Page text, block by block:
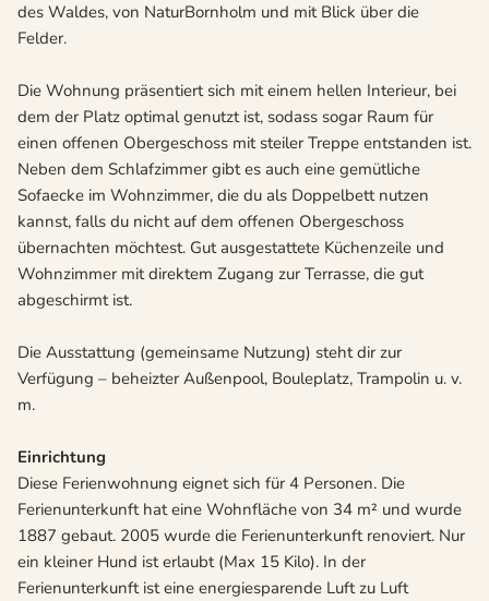
des Waldes, von NaturBornholm und mit Blick über die
Felder.
Die Wohnung präsentiert sich mit einem hellen Interieur, bei
dem der Platz optimal genutzt ist, sodass sogar Raum für
einen offenen Obergeschoss mit steiler Treppe entstanden ist.
Neben dem Schlafzimmer gibt es auch eine gemütliche
Sofaecke im Wohnzimmer, die du als Doppelbett nutzen
kannst, falls du nicht auf dem offenen Obergeschoss
übernachten möchtest. Gut ausgestattete Küchenzeile und
Wohnzimmer mit direktem Zugang zur Terrasse, die gut
abgeschirmt ist.
Die Ausstattung (gemeinsame Nutzung) steht dir zur
Verfügung – beheizter Außenpool, Bouleplatz, Trampolin u. v.
m.
Einrichtung
Diese Ferienwohnung eignet sich für 4 Personen. Die
Ferienunterkunft hat eine Wohnfläche von 34 m² und wurde
1887 gebaut. 2005 wurde die Ferienunterkunft renoviert. Nur
ein kleiner Hund ist erlaubt (Max 15 Kilo). In der
Ferienunterkunft ist eine energiesparende Luft zu Luft